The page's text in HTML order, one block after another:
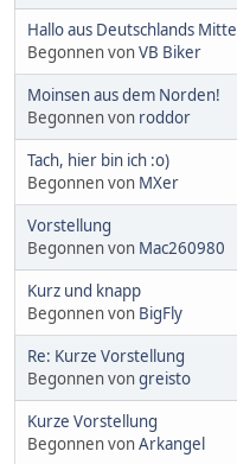
Hallo aus Deutschlands Mitte
Begonnen vonVB Biker
Moinsen aus dem Norden!
Begonnen von roddor
Tach, hier bin ich :o)
Begonnen von MXer
Vorstellung
Begonnen von Mac260980
Kurz und knapp
Begonnen von BigFly
Re: Kurze Vorstellung
Begonnen vongreisto
Kurze Vorstellung
Begonnen vonArkangel